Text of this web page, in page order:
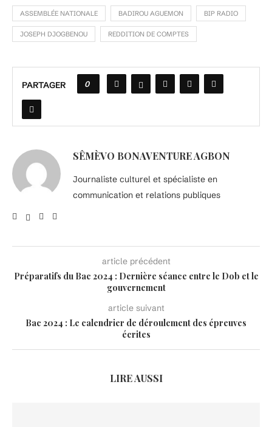
ASSEMBLÉE NATIONALE BADIROU AGUEMON BIP RADIO
JOSEPH DJOGBENOU REDDITION DE COMPTES
PARTAGER 0
SÊMÈVO BONAVENTURE AGBON
Journaliste culturel et spécialiste en
communication et relations publiques
article précédent
Préparatifs du Bac 2024 : Dernière séance entre le Dob et le
gouvernement
article suivant
Bac 2024 : Le calendrier de déroulement des épreuves
écrites
LIRE AUSSI